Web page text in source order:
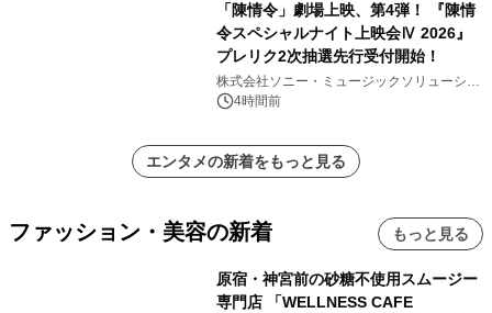
「陳情令」劇場上映、第4弾！ 『陳情
令スペシャルナイト上映会Ⅳ 2026』
プレリク2次抽選先行受付開始！
株式会社ソニー・ミュージックソリューショ
ンズ4時間前
エンタメの新着をもっと見る
ファッション・美容の新着 もっと見る
原宿・神宮前の砂糖不使用スムージー
専門店 「WELLNESS CAFE